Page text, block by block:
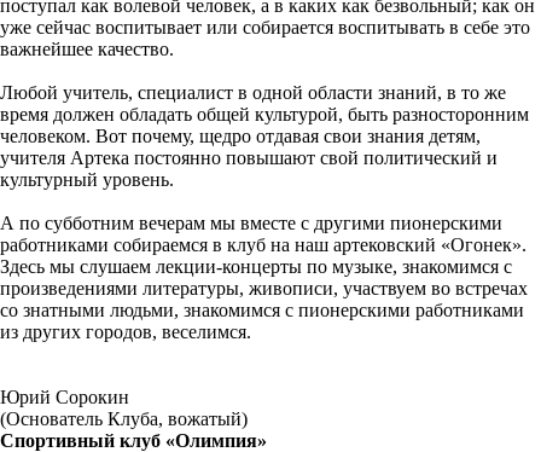
поступал как волевой человек, а в каких как безвольный; как он
уже сейчас воспитывает или собирается воспитывать в себе это
важнейшее качество.
Любой учитель, специалист в одной области знаний, в то же
время должен обладать общей культурой, быть разносторонним
человеком. Вот почему, щедро отдавая свои знания детям,
учителя Артека постоянно повышают свой политический и
культурный уровень.
А по субботним вечерам мы вместе с другими пионерскими
работниками собираемся в клуб на наш артековский «Огонек».
Здесь мы слушаем лекции-концерты по музыке, знакомимся с
произведениями литературы, живописи, участвуем во встречах
со знатными людьми, знакомимся с пионерскими работниками
из других городов, веселимся.
Юрий Сорокин
(Основатель Клуба, вожатый)
Спортивный клуб «Олимпия»